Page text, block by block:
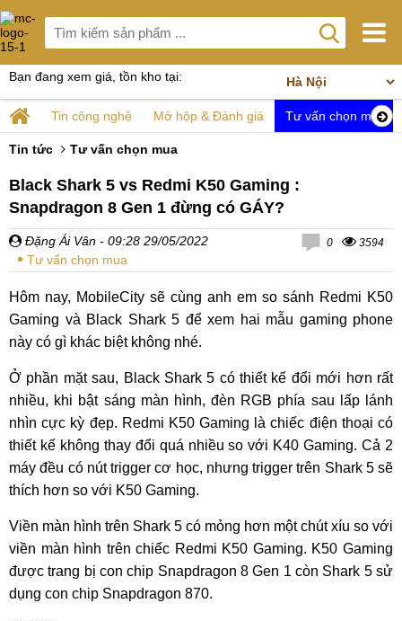
Bạn đang xem giá, tồn kho tại:
Tin công nghệ Mở hộp & Đánh giá Tư vấn chọn mua
Tin tức Tư vấn chọn mua
Black Shark 5 vs Redmi K50 Gaming :
Snapdragon 8 Gen 1 đừng có GÁY?
Đặng Ái Vân - 09:28 29/05/2022
Tư vấn chọn mua
0 3594
Hôm nay, MobileCity sẽ cùng anh em so sánh Redmi K50
Gaming và Black Shark 5 để xem hai mẫu gaming phone
này có gì khác biệt không nhé.
Ở phần mặt sau, Black Shark 5 có thiết kế đổi mới hơn rất
nhiều, khi bật sáng màn hình, đèn RGB phía sau lấp lánh
nhìn cực kỳ đẹp. Redmi K50 Gaming là chiếc điện thoại có
thiết kế không thay đổi quá nhiều so với K40 Gaming. Cả 2
máy đều có nút trigger cơ học, nhưng trigger trên Shark 5 sẽ
thích hơn so với K50 Gaming.
Viền màn hình trên Shark 5 có mỏng hơn một chút xíu so với
viền màn hình trên chiếc Redmi K50 Gaming. K50 Gaming
được trang bị con chip Snapdragon 8 Gen 1 còn Shark 5 sử
dụng con chip Snapdragon 870.